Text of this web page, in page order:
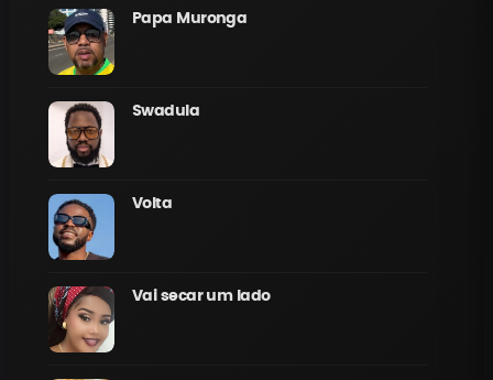
Papa Muronga
Swadula
Volta
Vai secar um lado